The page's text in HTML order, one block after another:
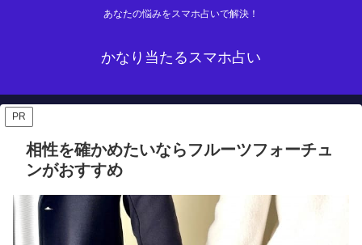
あなたの悩みをスマホ占いで解決！
かなり当たるスマホ占い
PR
相性を確かめたいならフルーツフォーチュ
ンがおすすめ